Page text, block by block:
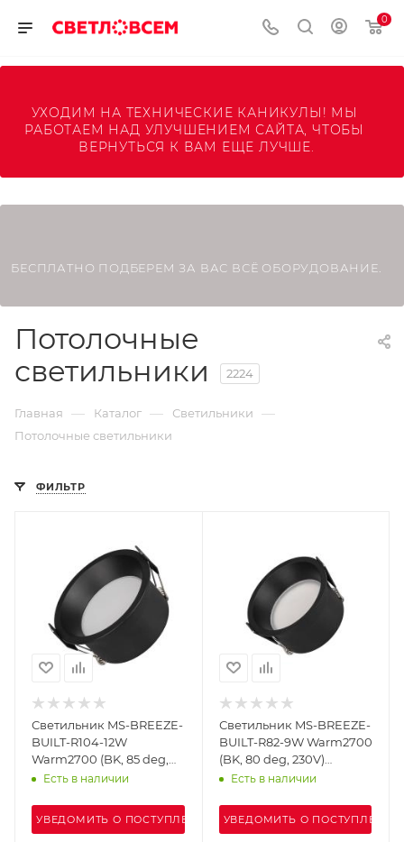
0
УХОДИМ НА ТЕХНИЧЕСКИЕ КАНИКУЛЫ! МЫ
РАБОТАЕМ НАД УЛУЧШЕНИЕМ САЙТА, ЧТОБЫ
ВЕРНУТЬСЯ К ВАМ ЕЩЕ ЛУЧШЕ.
БЕСПЛАТНО ПОДБЕРЕМ ЗА ВАС ВСЁ ОБОРУДОВАНИЕ.
Потолочные
светильники
2224
Главная — Каталог — Светильники —
Потолочные светильники
ФИЛЬТР
Светильник MS-BREEZE-
BUILT-R104-12W
Warm2700 (BK, 85 deg,
230V) (Arlight, IP20
Есть в наличии
УВЕДОМИТЬ О ПОСТУПЛЕНИИ
Светильник MS-BREEZE-
BUILT-R82-9W Warm2700
(BK, 80 deg, 230V)
(Arlight, IP20 Металл, 5
Есть в наличии
УВЕДОМИТЬ О ПОСТУПЛЕНИИ